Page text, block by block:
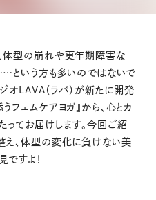
体型の崩れや更年期障害な
という方も多いのではないで
ジオLAVA（ラバ）が新たに開発
フェムケアヨガ』から、心とカ
ってお届けします。今回ご紹
え、体型の変化に負けない美
ですよ！